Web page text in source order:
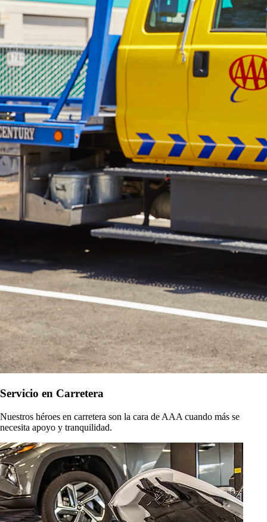
Servicio en Carretera
Nuestros héroes en carretera son la cara de AAA cuando más se
necesita apoyo y tranquilidad.